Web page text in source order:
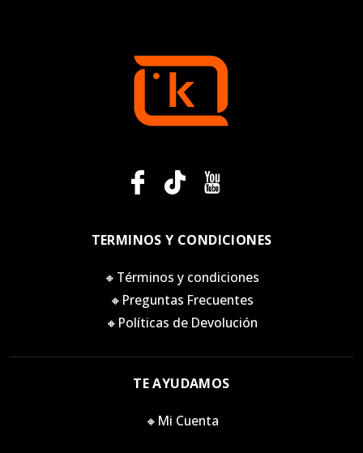
TERMINOS Y CONDICIONES
🔸Términos y condiciones
🔸Preguntas Frecuentes
🔸Políticas de Devolución
TE AYUDAMOS
🔸Mi Cuenta